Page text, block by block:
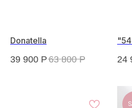
Donatella
39 900 Р 63 800 Р
24